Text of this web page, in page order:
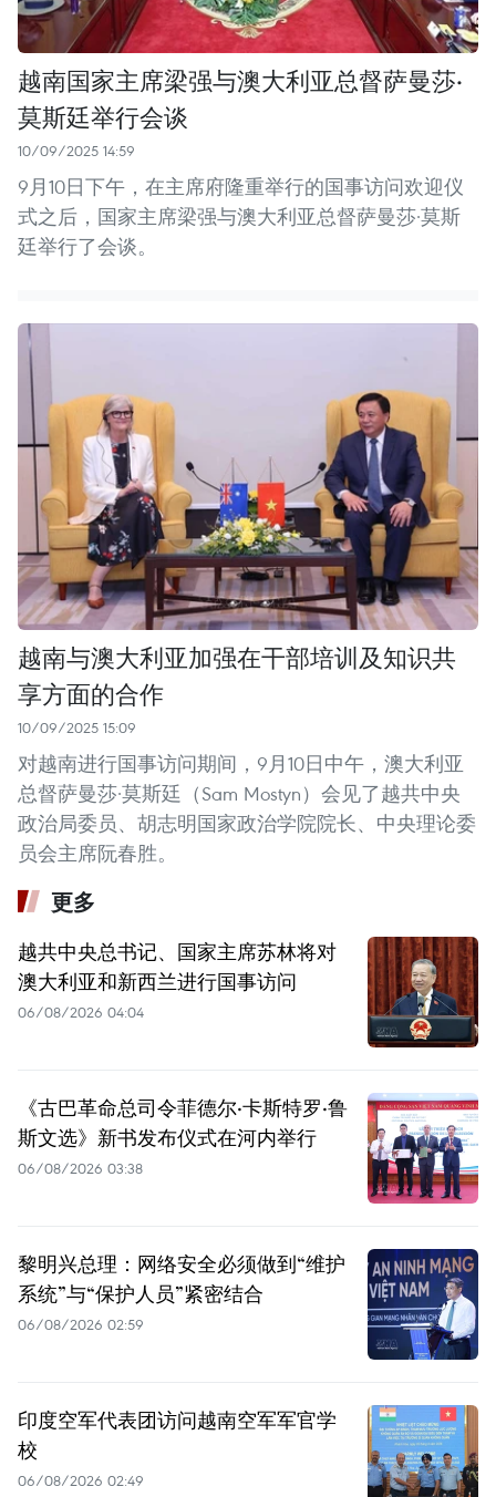
越南国家主席梁强与澳大利亚总督萨曼莎·
莫斯廷举行会谈
10/09/2025 14:59
9月10日下午，在主席府隆重举行的国事访问欢迎仪
式之后，国家主席梁强与澳大利亚总督萨曼莎·莫斯
廷举行了会谈。
越南与澳大利亚加强在干部培训及知识共
享方面的合作
10/09/2025 15:09
对越南进行国事访问期间，9月10日中午，澳大利亚
总督萨曼莎·莫斯廷（Sam Mostyn）会见了越共中央
政治局委员、胡志明国家政治学院院长、中央理论委
员会主席阮春胜。
更多
越共中央总书记、国家主席苏林将对
澳大利亚和新西兰进行国事访问
06/08/2026 04:04
《古巴革命总司令菲德尔·卡斯特罗·鲁
斯文选》新书发布仪式在河内举行
06/08/2026 03:38
黎明兴总理：网络安全必须做到“维护
系统”与“保护人员”紧密结合
06/08/2026 02:59
印度空军代表团访问越南空军军官学
校
06/08/2026 02:49